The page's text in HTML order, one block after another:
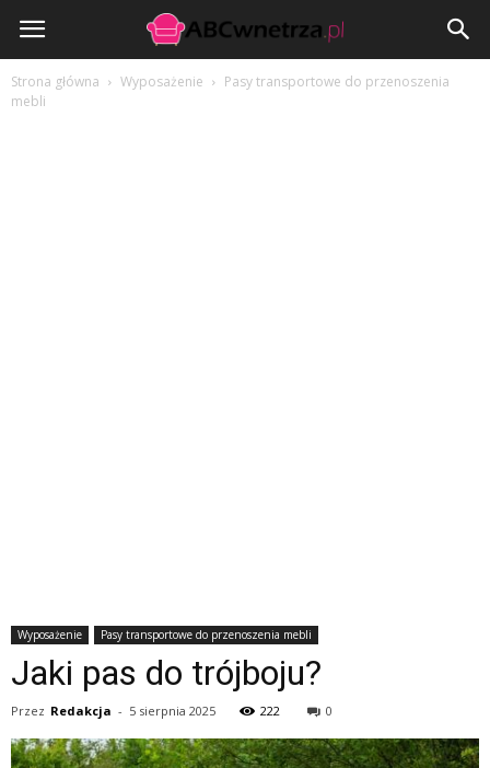
ABCwnetrza.pl
Strona główna Wyposażenie
Pasy transportowe do przenoszenia
mebli
Wyposażenie Pasy transportowe do przenoszenia mebli
Jaki pas do trójboju?
Przez Redakcja - 5 sierpnia 2025 222 0